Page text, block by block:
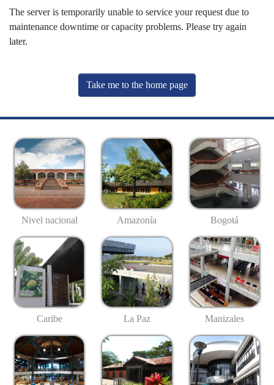
The server is temporarily unable to service your request due to
maintenance downtime or capacity problems. Please try again
later.
Take me to the home page
Nivel nacional Amazonía Bogotá
Caribe La Paz Manizales